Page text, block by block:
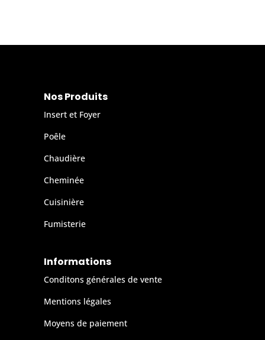
Nos Produits
Insert et Foyer
Poêle
Chaudière
Cheminée
Cuisinière
Fumisterie
Informations
Conditons générales de vente
Mentions légales
Moyens de paiement